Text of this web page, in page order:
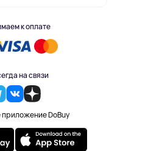
к оплате
на связи
DoBuy